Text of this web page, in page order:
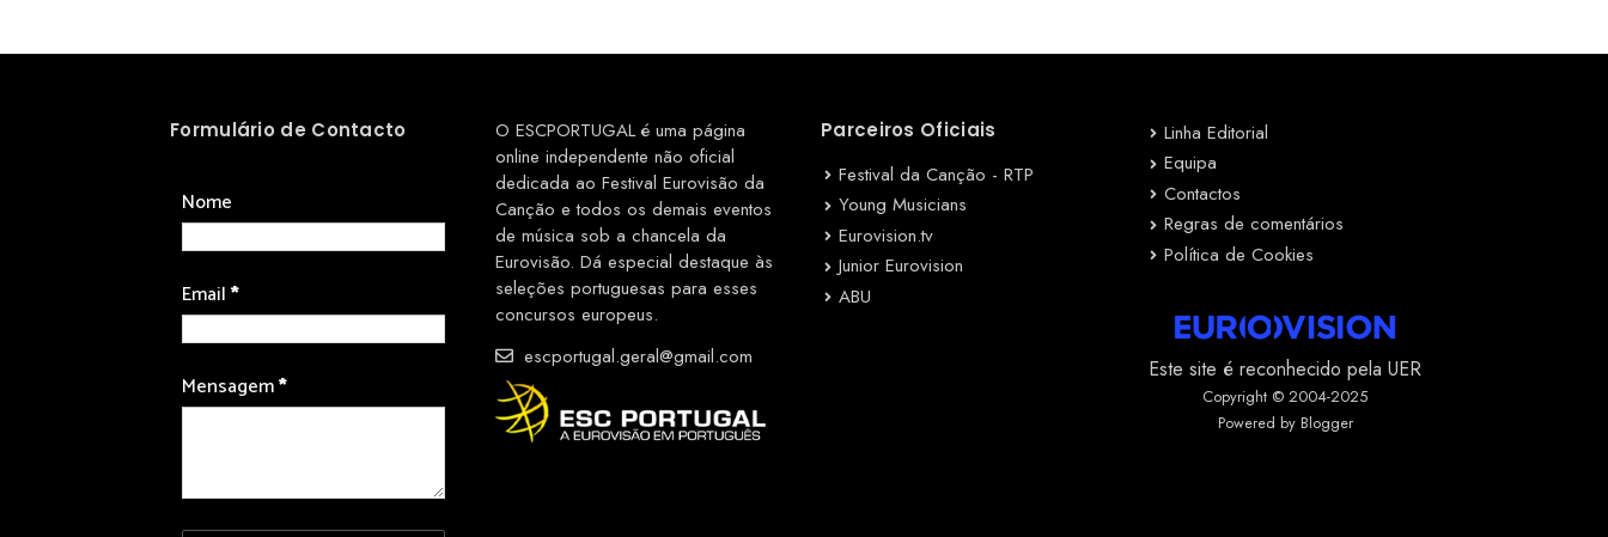
Formulário de Contacto
Nome
Email*
Mensagem*
O ESCPORTUGAL é uma página
online independente não oficial
dedicada ao Festival Eurovisão da
Canção e todos os demais eventos
de música sob a chancela da
Eurovisão. Dá especial destaque às
seleções portuguesas para esses
concursos europeus.
escportugal.geral@gmail.com
Parceiros Oficiais
Festival da Canção - RTP
Young Musicians
Eurovision.tv
Junior Eurovision
ABU
Linha Editorial
Equipa
Contactos
Regras de comentários
Política de Cookies
Este site é reconhecido pela UER
Copyright © 2004-2025
Powered by Blogger